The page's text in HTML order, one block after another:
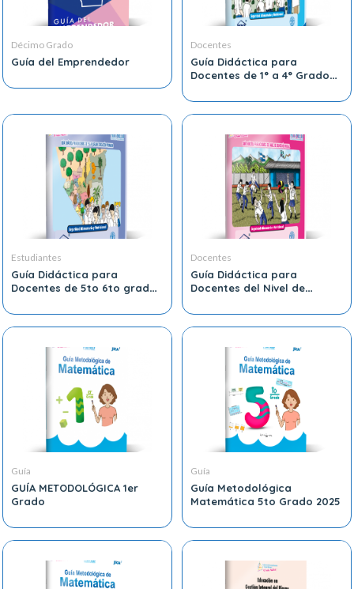
Décimo Grado
Guía del Emprendedor
Docentes
Guía Didáctica para
Docentes de 1° a 4° Grado
Estudiantes
Guía Didáctica para
Docentes de 5to 6to grado
Docentes
Guía Didáctica para
Docentes del Nivel de
Guía
GUÍA METODOLÓGICA 1er
Grado
Guía
Guía Metodológica
Matemática 5to Grado 2025